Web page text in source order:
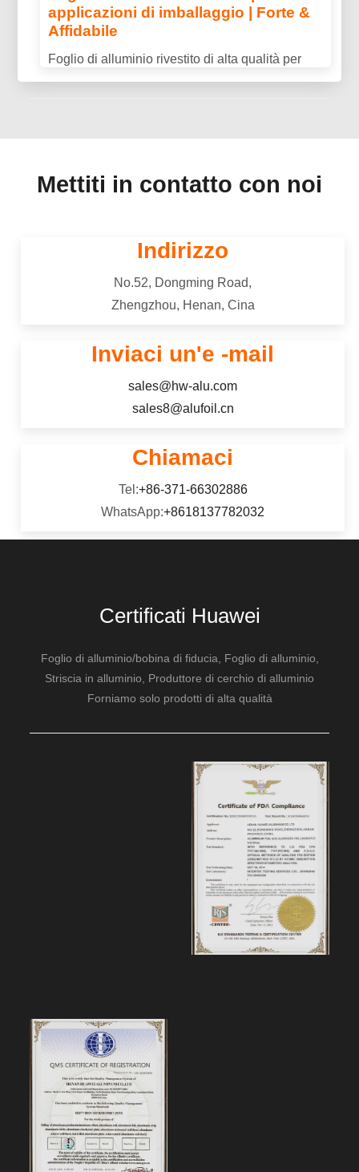
trasmissione di potenza e nelle applicazioni
industriali.
applicazioni di imballaggio | Forte &
Affidabile
Foglio di alluminio rivestito di alta qualità per
applicazioni di imballaggio, offrendo
Mettiti in contatto con noi
Indirizzo
No.52, Dongming Road,
Zhengzhou, Henan, Cina
Inviaci un'e -mail
sales@hw-alu.com
sales8@alufoil.cn
Chiamaci
Tel:+86-371-66302886
WhatsApp:+8618137782032
Certificati Huawei
Foglio di alluminio/bobina di fiducia, Foglio di alluminio,
Striscia in alluminio, Produttore di cerchio di alluminio
Forniamo solo prodotti di alta qualità